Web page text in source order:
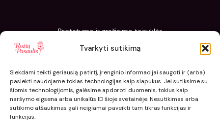
Tvarkyti sutikimą
Siekdami teikti geriausią patirtį, įrenginio informacijai saugoti ir (arba)
pasiekti naudojame tokias technologijas kaip slapukus. Jei sutiksime su
šiomis technologijomis, galėsime apdoroti duomenis, tokius kaip
naršymo elgsena arba unikalūs ID šioje svetainėje. Nesutikimas arba
sutikimo atšaukimas gali neigiamai paveikti tam tikras funkcijas ir
funkcijas.
Pristatymo ir grąžinimo taisyklės
Slapukų politika